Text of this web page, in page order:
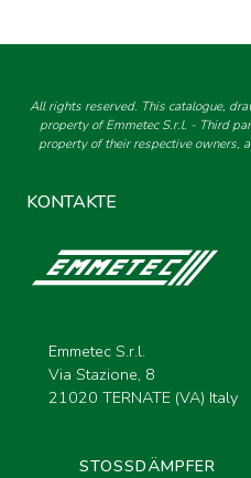
All rights reserved. This catalogue,
property of Emmetec S.r.l. - Third
property of their respective owners,
KONTAKTE
Emmetec S.r.l.
Via Stazione, 8
21020 TERNATE (VA) Italy
STOSSDÄMPFER